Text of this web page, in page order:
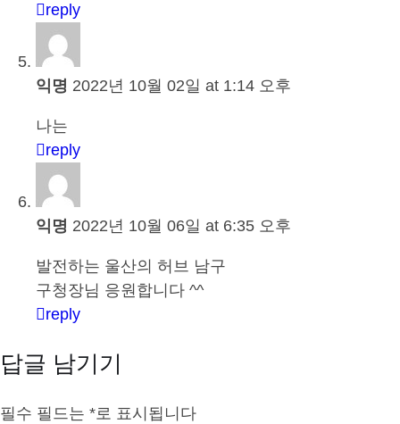
reply
익명 2022년 10월 02일 at 1:14 오후
나는
reply
익명 2022년 10월 06일 at 6:35 오후
발전하는 울산의 허브 남구
구청장님 응원합니다 ^^
reply
답글 남기기
필수 필드는 *로 표시됩니다